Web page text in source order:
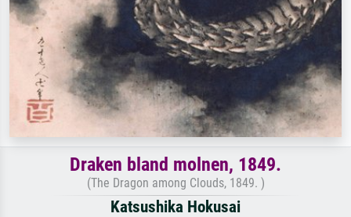
Draken bland molnen, 1849.
(The Dragon among Clouds, 1849. )
Katsushika Hokusai